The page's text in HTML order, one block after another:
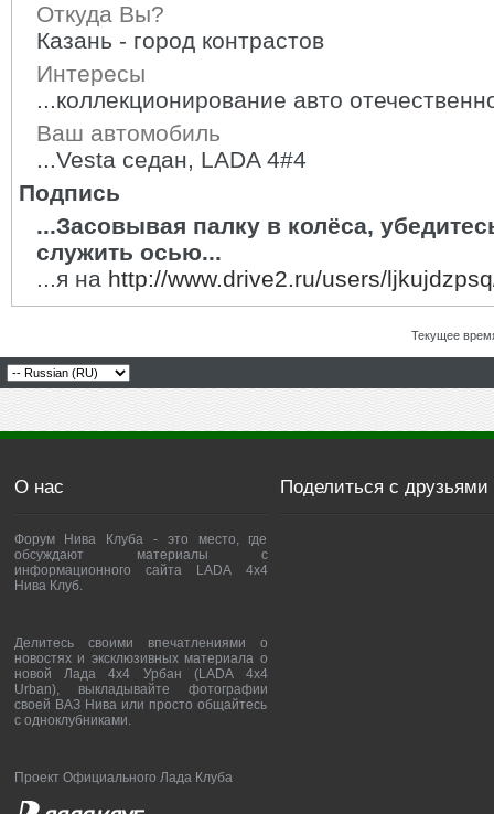
Откуда Вы?
Казань - город контрастов
Интересы
...коллекционирование авто
Ваш автомобиль
...Vesta седан, LADA 4#4
Подпись
...Засовывая палку в колёса,
служить осью...
...я на http://www.drive2.ru/users/
Текущее
О нас
Форум Нива Клуба - это место, где
обсуждают материалы с
информационного сайта LADA 4x4
Нива Клуб.
Делитесь своими впечатлениями о
новостях и эксклюзивных материала о
новой Лада 4х4 Урбан (LADA 4x4
Urban), выкладывайте фотографии
своей ВАЗ Нива или просто общайтесь
с одноклубниками.
Проект Официального Лада Клуба
Поделиться с друзьями